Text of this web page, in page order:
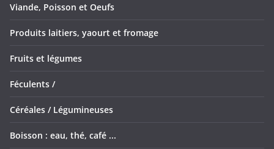
Viande, Poisson et Oeufs
Produits laitiers, yaourt et fromage
Fruits et légumes
Féculents /
Céréales / Légumineuses
Boisson : eau, thé, café ...